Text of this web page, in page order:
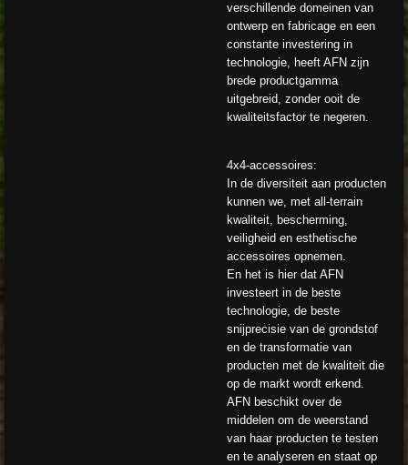
verschillende domeinen van
ontwerp en fabricage en een
constante investering in
technologie, heeft AFN zijn
brede productgamma
uitgebreid, zonder ooit de
kwaliteitsfactor te negeren.
4x4-accessoires:
In de diversiteit aan producten
kunnen we, met all-terrain
kwaliteit, bescherming,
veiligheid en esthetische
accessoires opnemen.
En het is hier dat AFN
investeert in de beste
technologie, de beste
snijprecisie van de grondstof
en de transformatie van
producten met de kwaliteit die
op de markt wordt erkend.
AFN beschikt over de
middelen om de weerstand
van haar producten te testen
en te analyseren en staat op